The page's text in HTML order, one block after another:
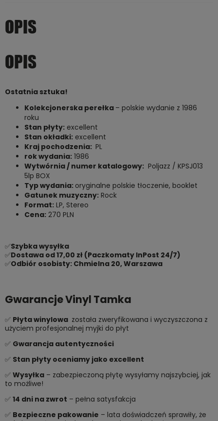
OPIS
OPIS
Ostatnia sztuka!
Kolekcjonerska perełka – polskie wydanie z 1986
roku
Stan płyty: excellent
Stan okładki: excellent
Kraj pochodzenia: PL
rok wydania: 1986
Wytwórnia / numer katalogowy: Poljazz / KPSJ013
5lp BOX
Typ wydania: oryginalne polskie tłoczenie, booklet
Gatunek muzyczny: Rock
Format: LP, Stereo
Cena: 270 PLN
✅Szybka wysyłka
✅Dostawa od 17,00 zł (Paczkomaty InPost 24/7)
✅Odbiór osobisty: Chmielna 20, Warszawa
Gwarancje Vinyl Tamka
✅ Płyta winylowa została zweryfikowana i wyczyszczona z
użyciem profesjonalnej myjki do płyt
✅ Gwarancja autentyczności
✅ Stan płyty oceniamy jako excellent
✅ Wysyłka – zabezpieczoną płytę wysyłamy najszybciej, jak
to możliwe!
✅ 14 dni na zwrot – pełna satysfakcja
✅ Bezpieczne pakowanie – lata doświadczeń sprawiły, że